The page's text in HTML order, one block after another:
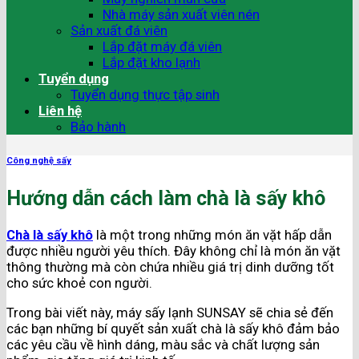
Nhà máy sản xuất viên nén
Sản xuất đá viên
Lắp đặt máy đá viên
Lắp đặt kho lạnh
Tuyển dụng
Tuyển dụng thực tập sinh
Liên hệ
Bảo hành
Công nghệ sấy
Hướng dẫn cách làm chà là sấy khô
Chà là sấy khô là một trong những món ăn vặt hấp dẫn
được nhiều người yêu thích. Đây không chỉ là món ăn vặt
thông thường mà còn chứa nhiều giá trị dinh dưỡng tốt
cho sức khoẻ con người.
Trong bài viết này, máy sấy lạnh SUNSAY sẽ chia sẻ đến
các bạn những bí quyết sản xuất chà là sấy khô đảm bảo
các yêu cầu về hình dáng, màu sắc và chất lượng sản